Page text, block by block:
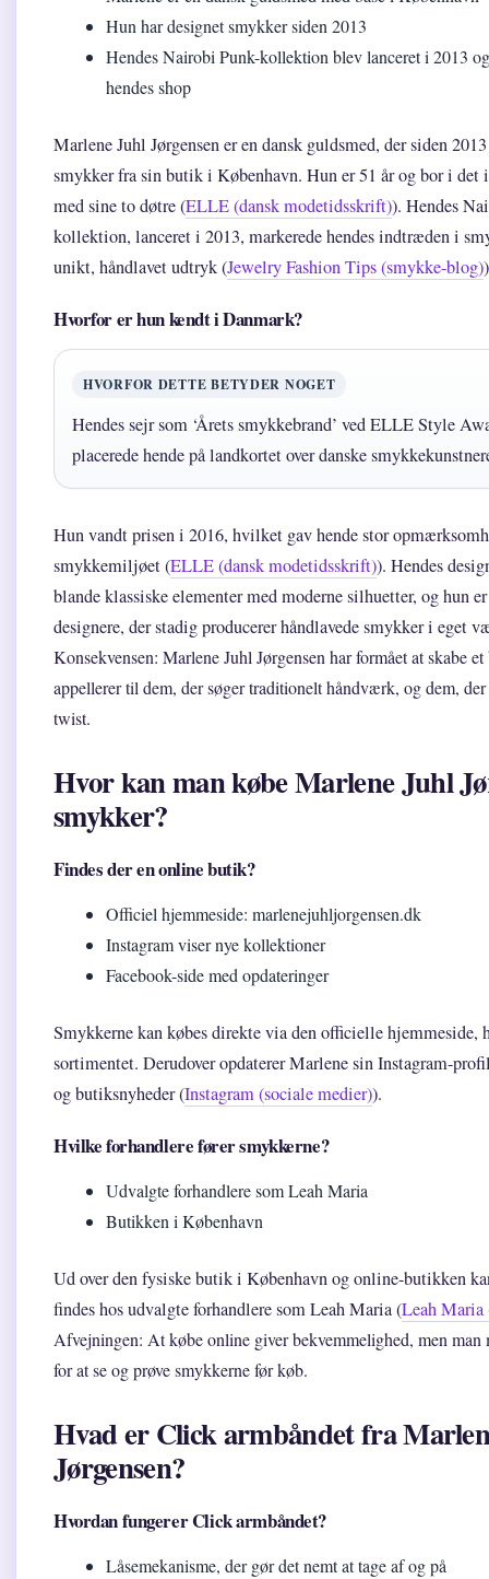
Hun har designet smykker siden 2013
Hendes Nairobi Punk-kollektion blev lanceret i 2013
hendes shop
Marlene Juhl Jørgensen er en dansk guldsmed, der siden
smykker fra sin butik i København. Hun er 51 år og bor i det
med sine to døtre (ELLE (dansk modetidsskrift)). Hendes
kollektion, lanceret i 2013, markerede hendes indtræden i
unikt, håndlavet udtryk (Jewelry Fashion Tips (smykke-blog)
Hvorfor er hun kendt i Danmark?
HVORFOR DETTE BETYDER NOGET
Hendes sejr som ‘Årets smykkebrand’ ved ELLE Style
placerede hende på landkortet over danske
Hun vandt prisen i 2016, hvilket gav hende stor
smykkemiljøet (ELLE (dansk modetidsskrift)). Hendes
blande klassiske elementer med moderne silhuetter, og hun
designere, der stadig producerer håndlavede smykker i eget
Konsekvensen: Marlene Juhl Jørgensen har formået at skabe
appellerer til dem, der søger traditionelt håndværk, og dem,
twist.
Hvor kan man købe Marlene Juhl
smykker?
Findes der en online butik?
Officiel hjemmeside: marlenejuhljorgensen.dk
Instagram viser nye kollektioner
Facebook-side med opdateringer
Smykkerne kan købes direkte via den officielle hjemmeside,
sortimentet. Derudover opdaterer Marlene sin Instagram-
og butiksnyheder (Instagram (sociale medier)).
Hvilke forhandlere fører smykkerne?
Udvalgte forhandlere som Leah Maria
Butikken i København
Ud over den fysiske butik i København og online-butikken
findes hos udvalgte forhandlere som Leah Maria (Leah Maria
Afvejningen: At købe online giver bekvemmelighed, men man
for at se og prøve smykkerne før køb.
Hvad er Click armbåndet fra
Jørgensen?
Hvordan fungerer Click armbåndet?
Låsemekanisme, der gør det nemt at tage af og på